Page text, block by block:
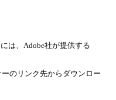
は、Adobe社が提供する
のリンク先からダウンロー